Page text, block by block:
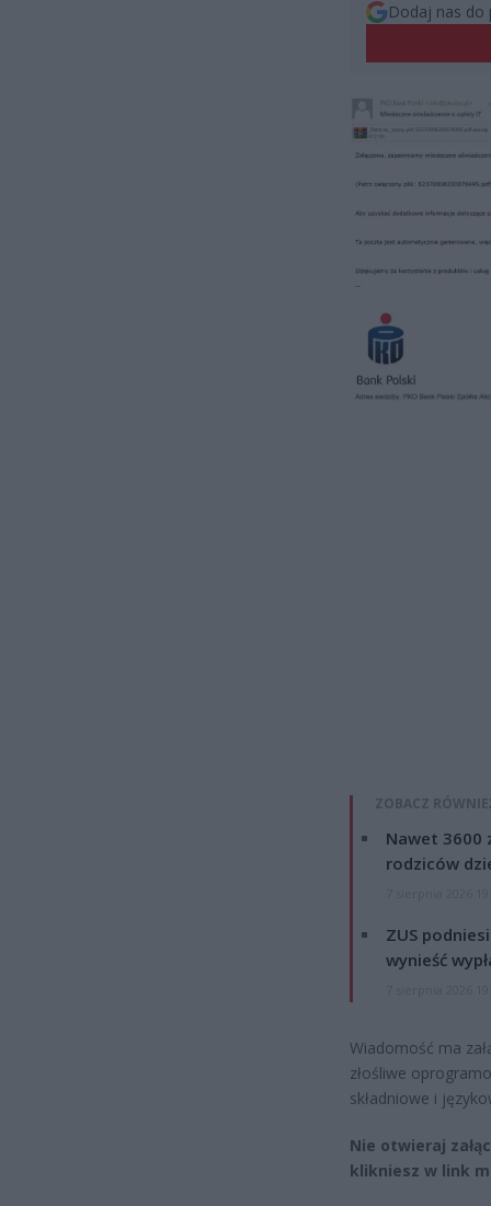
Dodaj nas do
ZOBACZ
Nawet 3600
rodziców
ZUS
wynieść
Wiadomość ma
złośliwe
składniowe i
Nie otwieraj
klikniesz w link